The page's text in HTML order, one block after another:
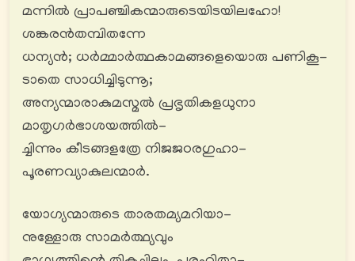
മന്നിൽ പ്രാപഞ്ചികന്മാരുടെയിടയിലഹോ!
ശങ്കരൻതമ്പിതന്നേ
ധന്യൻ; ധര്‍മ്മാര്‍ത്ഥകാമങ്ങളെയൊരു പണികൂ-
ടാതെ സാധിച്ചിടുന്നൂ;
അന്യന്മാരാകുമസ്മൽ പ്രഭൃതികളധുനാ
മാതൃഗര്‍ഭാശയത്തിൽ-
ച്ചിന്നും കീടങ്ങളത്രേ നിജജഠരഗുഹാ-
പൂരണവ്യാകുലന്മാർ.
യോഗ്യന്മാരുടെ താരതമ്യമറിയാ-
നുള്ളോരു സാമർത്ഥ്യവും